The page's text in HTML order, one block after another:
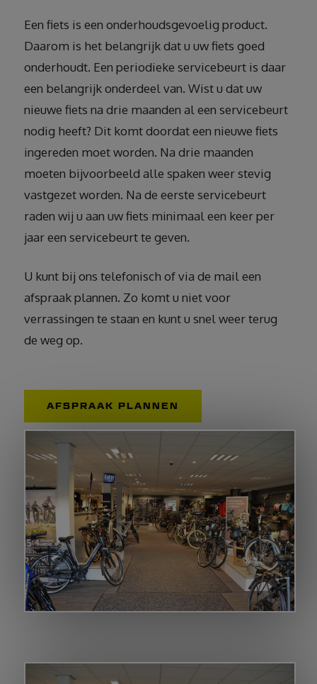
Een fiets is een onderhoudsgevoelig product.
Daarom is het belangrijk dat u uw fiets goed
onderhoudt. Een periodieke servicebeurt is daar
een belangrijk onderdeel van. Wist u dat uw
nieuwe fiets na drie maanden al een servicebeurt
nodig heeft? Dit komt doordat een nieuwe fiets
ingereden moet worden. Na drie maanden
moeten bijvoorbeeld alle spaken weer stevig
vastgezet worden. Na de eerste servicebeurt
raden wij u aan uw fiets minimaal een keer per
jaar een servicebeurt te geven.
U kunt bij ons telefonisch of via de mail een
afspraak plannen. Zo komt u niet voor
verrassingen te staan en kunt u snel weer terug
de weg op.
AFSPRAAK PLANNEN